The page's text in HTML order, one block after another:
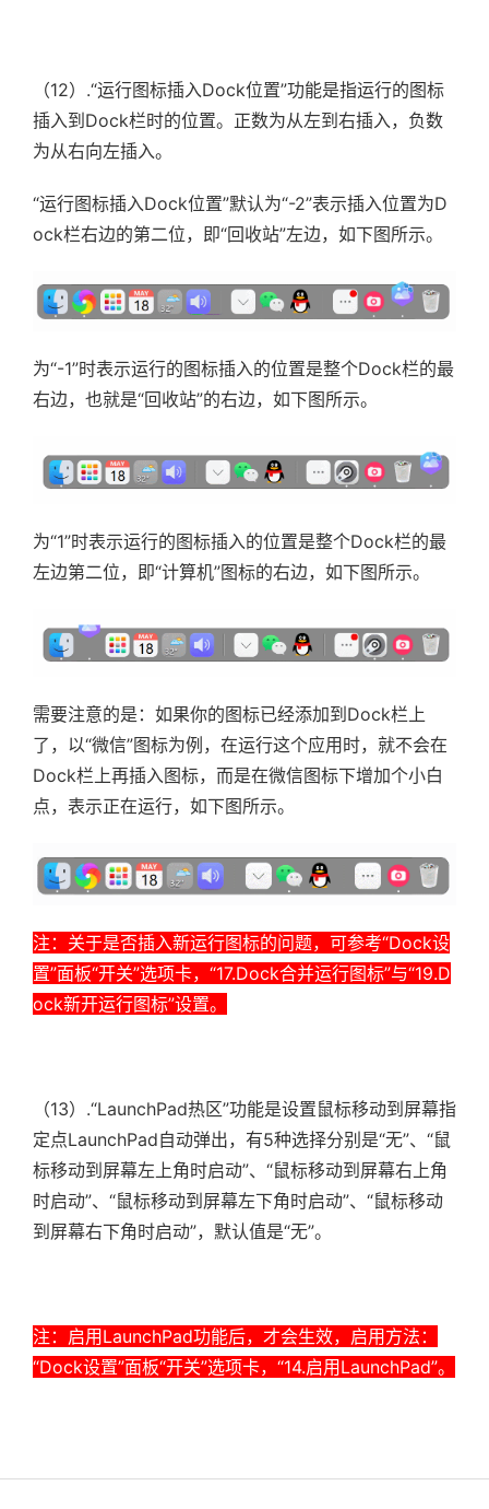
（12）.“运行图标插入Dock位置”功能是指运行的图标
插入到Dock栏时的位置。正数为从左到右插入，负数
为从右向左插入。
“运行图标插入Dock位置”默认为“-2”表示插入位置为D
ock栏右边的第二位，即“回收站”左边，如下图所示。
为“-1”时表示运行的图标插入的位置是整个Dock栏的最
右边，也就是“回收站”的右边，如下图所示。
为“1”时表示运行的图标插入的位置是整个Dock栏的最
左边第二位，即“计算机”图标的右边，如下图所示。
需要注意的是：如果你的图标已经添加到Dock栏上
了，以“微信”图标为例，在运行这个应用时，就不会在
Dock栏上再插入图标，而是在微信图标下增加个小白
点，表示正在运行，如下图所示。
注：关于是否插入新运行图标的问题，可参考“Dock设
置”面板“开关”选项卡， “17.Dock合并运行图标”与“19.D
ock新开运行图标”设置。
（13）.“LaunchPad热区”功能是设置鼠标移动到屏幕指
定点LaunchPad自动弹出，有5种选择分别是“无”、“鼠
标移动到屏幕左上角时启动”、“鼠标移动到屏幕右上角
时启动”、“鼠标移动到屏幕左下角时启动”、“鼠标移动
到屏幕右下角时启动”，默认值是“无”。
注：启用LaunchPad功能后，才会生效，启用方法：
“Dock设置”面板“开关”选项卡，“14.启用LaunchPad”。